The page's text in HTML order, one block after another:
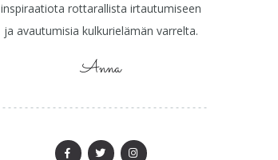
inspiraatiota rottarallista irtautumiseen
ja avautumisia kulkurielämän varrelta.
Anna